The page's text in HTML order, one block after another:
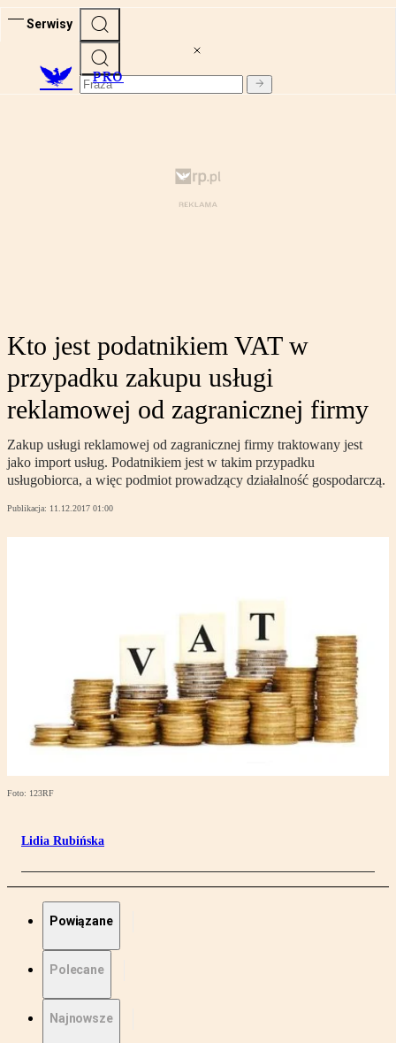
Serwisy
PRO
Kto jest podatnikiem VAT w
przypadku zakupu usługi
reklamowej od zagranicznej firmy
Zakup usługi reklamowej od zagranicznej firmy traktowany jest
jako import usług. Podatnikiem jest w takim przypadku
usługobiorca, a więc podmiot prowadzący działalność gospodarczą.
Publikacja: 11.12.2017 01:00
Foto: 123RF
Lidia Rubińska
Powiązane
Polecane
Najnowsze